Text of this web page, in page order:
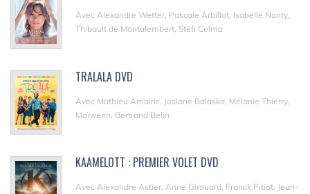
Avec Alexandre Wetter, Pascale Arbillot, Isabelle Nanty,
Thibault de Montalembert, Stéfi Celma
TRALALA DVD
Avec Mathieu Amalric, Josiane Balasko, Mélanie Thierry,
Maïwenn, Bertrand Belin
KAAMELOTT : PREMIER VOLET DVD
Avec Alexandre Astier, Anne Girouard, Franck Pitiot, Jean-